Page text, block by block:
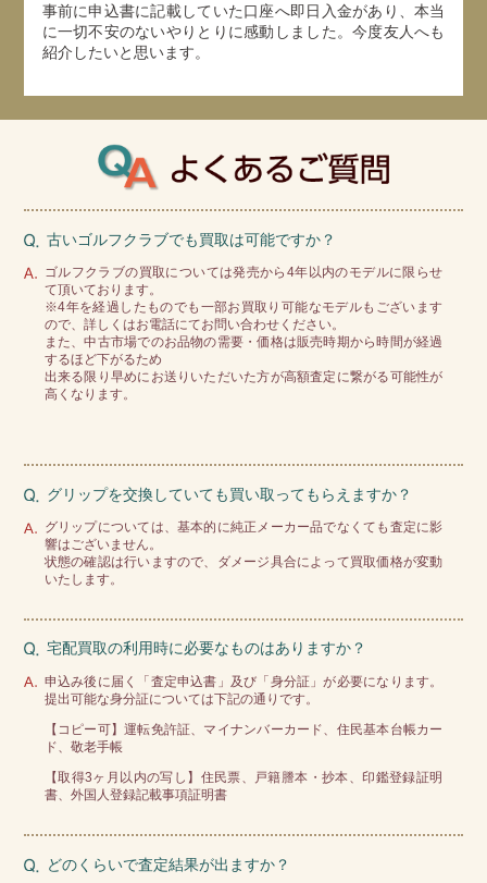
事前に申込書に記載していた口座へ即日入金があり、本当
に一切不安のないやりとりに感動しました。今度友人へも
紹介したいと思います。
古いゴルフクラブでも買取は可能ですか？
ゴルフクラブの買取については発売から4年以内のモデルに限らせ
て頂いております。
※4年を経過したものでも一部お買取り可能なモデルもございます
ので、詳しくはお電話にてお問い合わせください。
また、中古市場でのお品物の需要・価格は販売時期から時間が経過
するほど下がるため
出来る限り早めにお送りいただいた方が高額査定に繋がる可能性が
高くなります。
グリップを交換していても買い取ってもらえますか？
グリップについては、基本的に純正メーカー品でなくても査定に影
響はございません。
状態の確認は行いますので、ダメージ具合によって買取価格が変動
いたします。
宅配買取の利用時に必要なものはありますか？
申込み後に届く「査定申込書」及び「身分証」が必要になります。
提出可能な身分証については下記の通りです。
【コピー可】運転免許証、マイナンバーカード、住民基本台帳カー
ド、敬老手帳
【取得3ヶ月以内の写し】住民票、戸籍謄本・抄本、印鑑登録証明
書、外国人登録記載事項証明書
どのくらいで査定結果が出ますか？